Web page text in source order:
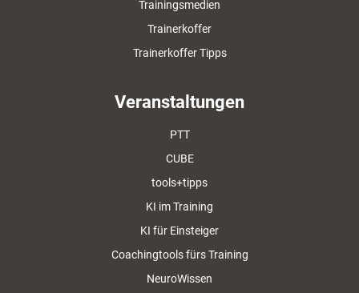
Trainingsmedien
Trainerkoffer
Trainerkoffer Tipps
Veranstaltungen
PTT
CUBE
tools+tipps
KI im Training
KI für Einsteiger
Coachingtools fürs Training
NeuroWissen